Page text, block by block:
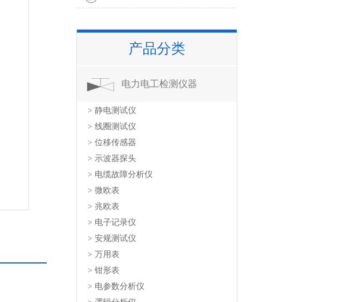
产品分类
电力电工检测仪器
> 静电测试仪
> 线圈测试仪
> 位移传感器
> 示波器探头
> 电缆故障分析仪
> 微欧表
> 兆欧表
> 电子记录仪
> 安规测试仪
> 万用表
> 钳形表
> 电参数分析仪